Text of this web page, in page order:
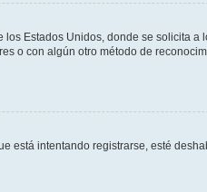
Estados Unidos, donde se solicita
o con algún otro método de
intentando registrarse, esté